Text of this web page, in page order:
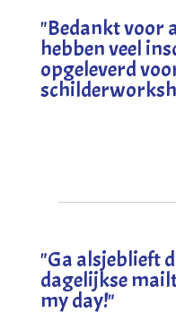
"Bedankt voor
hebben veel
opgeleverd
"Ga alsjeblieft
dagelijkse
my day!"